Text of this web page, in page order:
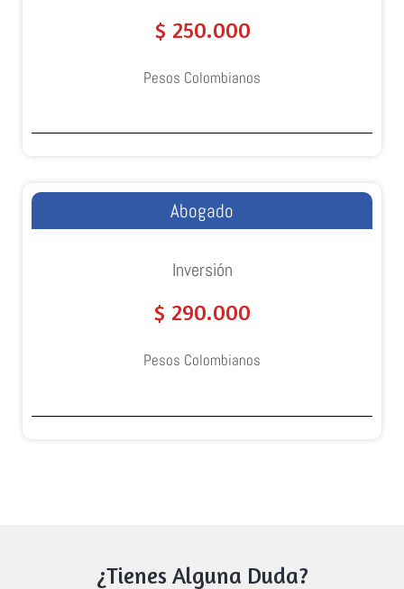
$ 250.000
Pesos Colombianos
Abogado
Inversión
$ 290.000
Pesos Colombianos
¿Tienes Alguna Duda?